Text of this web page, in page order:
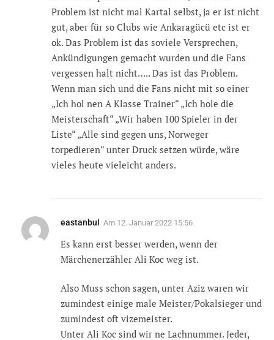
Problem ist nicht mal Kartal selbst, ja er ist nicht
gut, aber für so Clubs wie Ankaragücü etc ist er
ok. Das Problem ist das soviele Versprechen,
Ankündigungen gemacht wurden und die Fans
vergessen halt nicht….. Das ist das Problem.
Wenn man sich und die Fans nicht mit so einer
„Ich hol nen A Klasse Trainer“ „Ich hole die
Meisterschaft“ „Wir haben 100 Spieler in der
Liste“ „Alle sind gegen uns, Norweger
torpedieren“ unter Druck setzen würde, wäre
vieles heute vieleicht anders.
eastanbul Am 12. Januar 2022 15:56
Es kann erst besser werden, wenn der
Märchenerzähler Ali Koc weg ist.
Also Muss schon sagen, unter Aziz waren wir
zumindest einige male Meister/Pokalsieger und
zumindest oft vizemeister.
Unter Ali Koc sind wir ne Lachnummer. Jeder,